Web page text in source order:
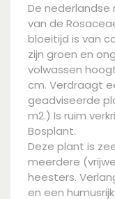
De nederlandse
van de
bloeitijd is van
zijn groen en
volwassen
cm. Verdraagt
geadviseerde
m2.) Is ruim
Bosplant.
Deze plant is
meerdere
heesters.
en een